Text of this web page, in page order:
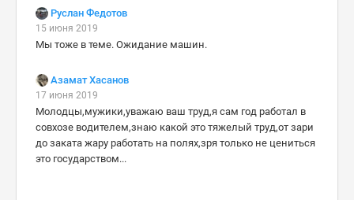
Руслан Федотов
15 июня 2019
Мы тоже в теме. Ожидание машин.
Азамат Хасанов
17 июня 2019
Молодцы,мужики,уважаю ваш труд,я сам год работал в
совхозе водителем,знаю какой это тяжелый труд,от зари
до заката жару работать на полях,зря только не цениться
это государством...